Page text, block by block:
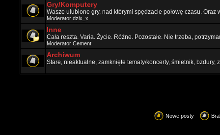
Gry/Komputery
Wasze ulubione gry, nad którymi spędzacie połowę czasu.
Moderator dzix_x
Inne
Cała reszta. Varia. Życie. Różne. Pozostałe. Nie trzeba,
Moderator Cement
Archiwum
Stare, nieaktualne, zamknięte tematy/koncerty, śmietnik, bzdury,
Nowe posty